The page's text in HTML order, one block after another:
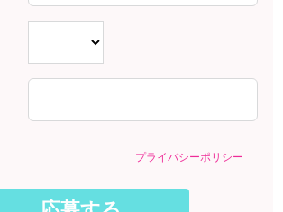
プライバシーポリシー